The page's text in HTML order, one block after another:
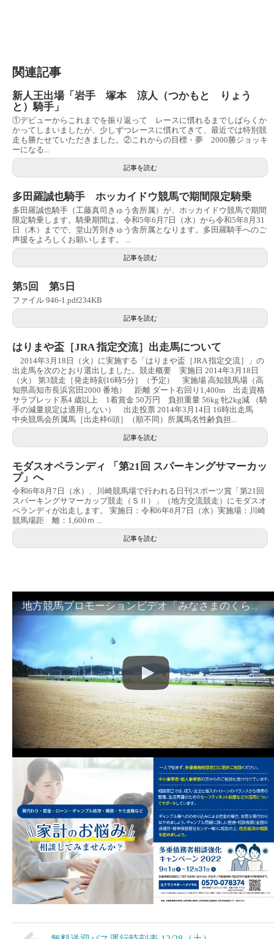
関連記事
新人王出場「岩手 塚本 涼人（つかもと りょう
と）騎手」
①デビューからこれまでを振り返って レースに慣れるまでしばらくか
かってしまいましたが、少しずつレースに慣れてきて、最近では特別競
走も勝たせていただきました。②これからの目標・夢 2000勝ジョッキ
ーになる...
記事を読む
多田羅誠也騎手 ホッカイドウ競馬で期間限定騎乗
多田羅誠也騎手（工藤真司きゅう舎所属）が、ホッカイドウ競馬で期間
限定騎乗します。騎乗期間は、令和5年6月7日（水）から令和5年8月31
日（木）までで、堂山芳則きゅう舎所属となります。多田羅騎手へのご
声援をよろしくお願いします。 ...
記事を読む
第5回 第5日
ファイル 946-1.pdf234KB
記事を読む
はりまや盃［JRA 指定交流］出走馬について
2014年3月18日（火）に実施する「はりまや盃［JRA 指定交流］」の
出走馬を次のとおり選出しました。競走概要 実施日 2014年3月18日
（火） 第3競走［発走時刻16時5分］（予定） 実施場 高知競馬場（高
知県高知市長浜宮田2000 番地） 距離 ダート右回り1,400m 出走資格
サラブレッド系4 歳以上 1着賞⾦ 50万円 負担重量 56kg 牝2kg減 （騎
手の減量規定は適用しない） 出走投票 2014年3月14日 16時出走馬
中央競馬会所属馬［出走枠6頭］（順不同）所属馬名性齢負担...
記事を読む
モダスオペランディ 「第21回 スパーキングサマーカッ
プ」へ
令和6年8月7日（水）、川崎競馬場で行われる日刊スポーツ賞「第21回
スパーキングサマーカップ競走（ＳⅡ）」（地方交流競走）にモダスオ
ペランディが出走します。 実施日：令和6年8月7日（水）実施場：川崎
競馬場距 離：1,600ｍ ...
記事を読む
地方競馬プロモーションビデオ「みなさまのくらしのために」30秒篇｜NAR公式